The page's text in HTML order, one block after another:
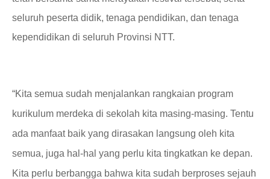
seluruh peserta didik, tenaga pendidikan, dan tenaga
kependidikan di seluruh Provinsi NTT.
“Kita semua sudah menjalankan rangkaian program
kurikulum merdeka di sekolah kita masing-masing. Tentu
ada manfaat baik yang dirasakan langsung oleh kita
semua, juga hal-hal yang perlu kita tingkatkan ke depan.
Kita perlu berbangga bahwa kita sudah berproses sejauh